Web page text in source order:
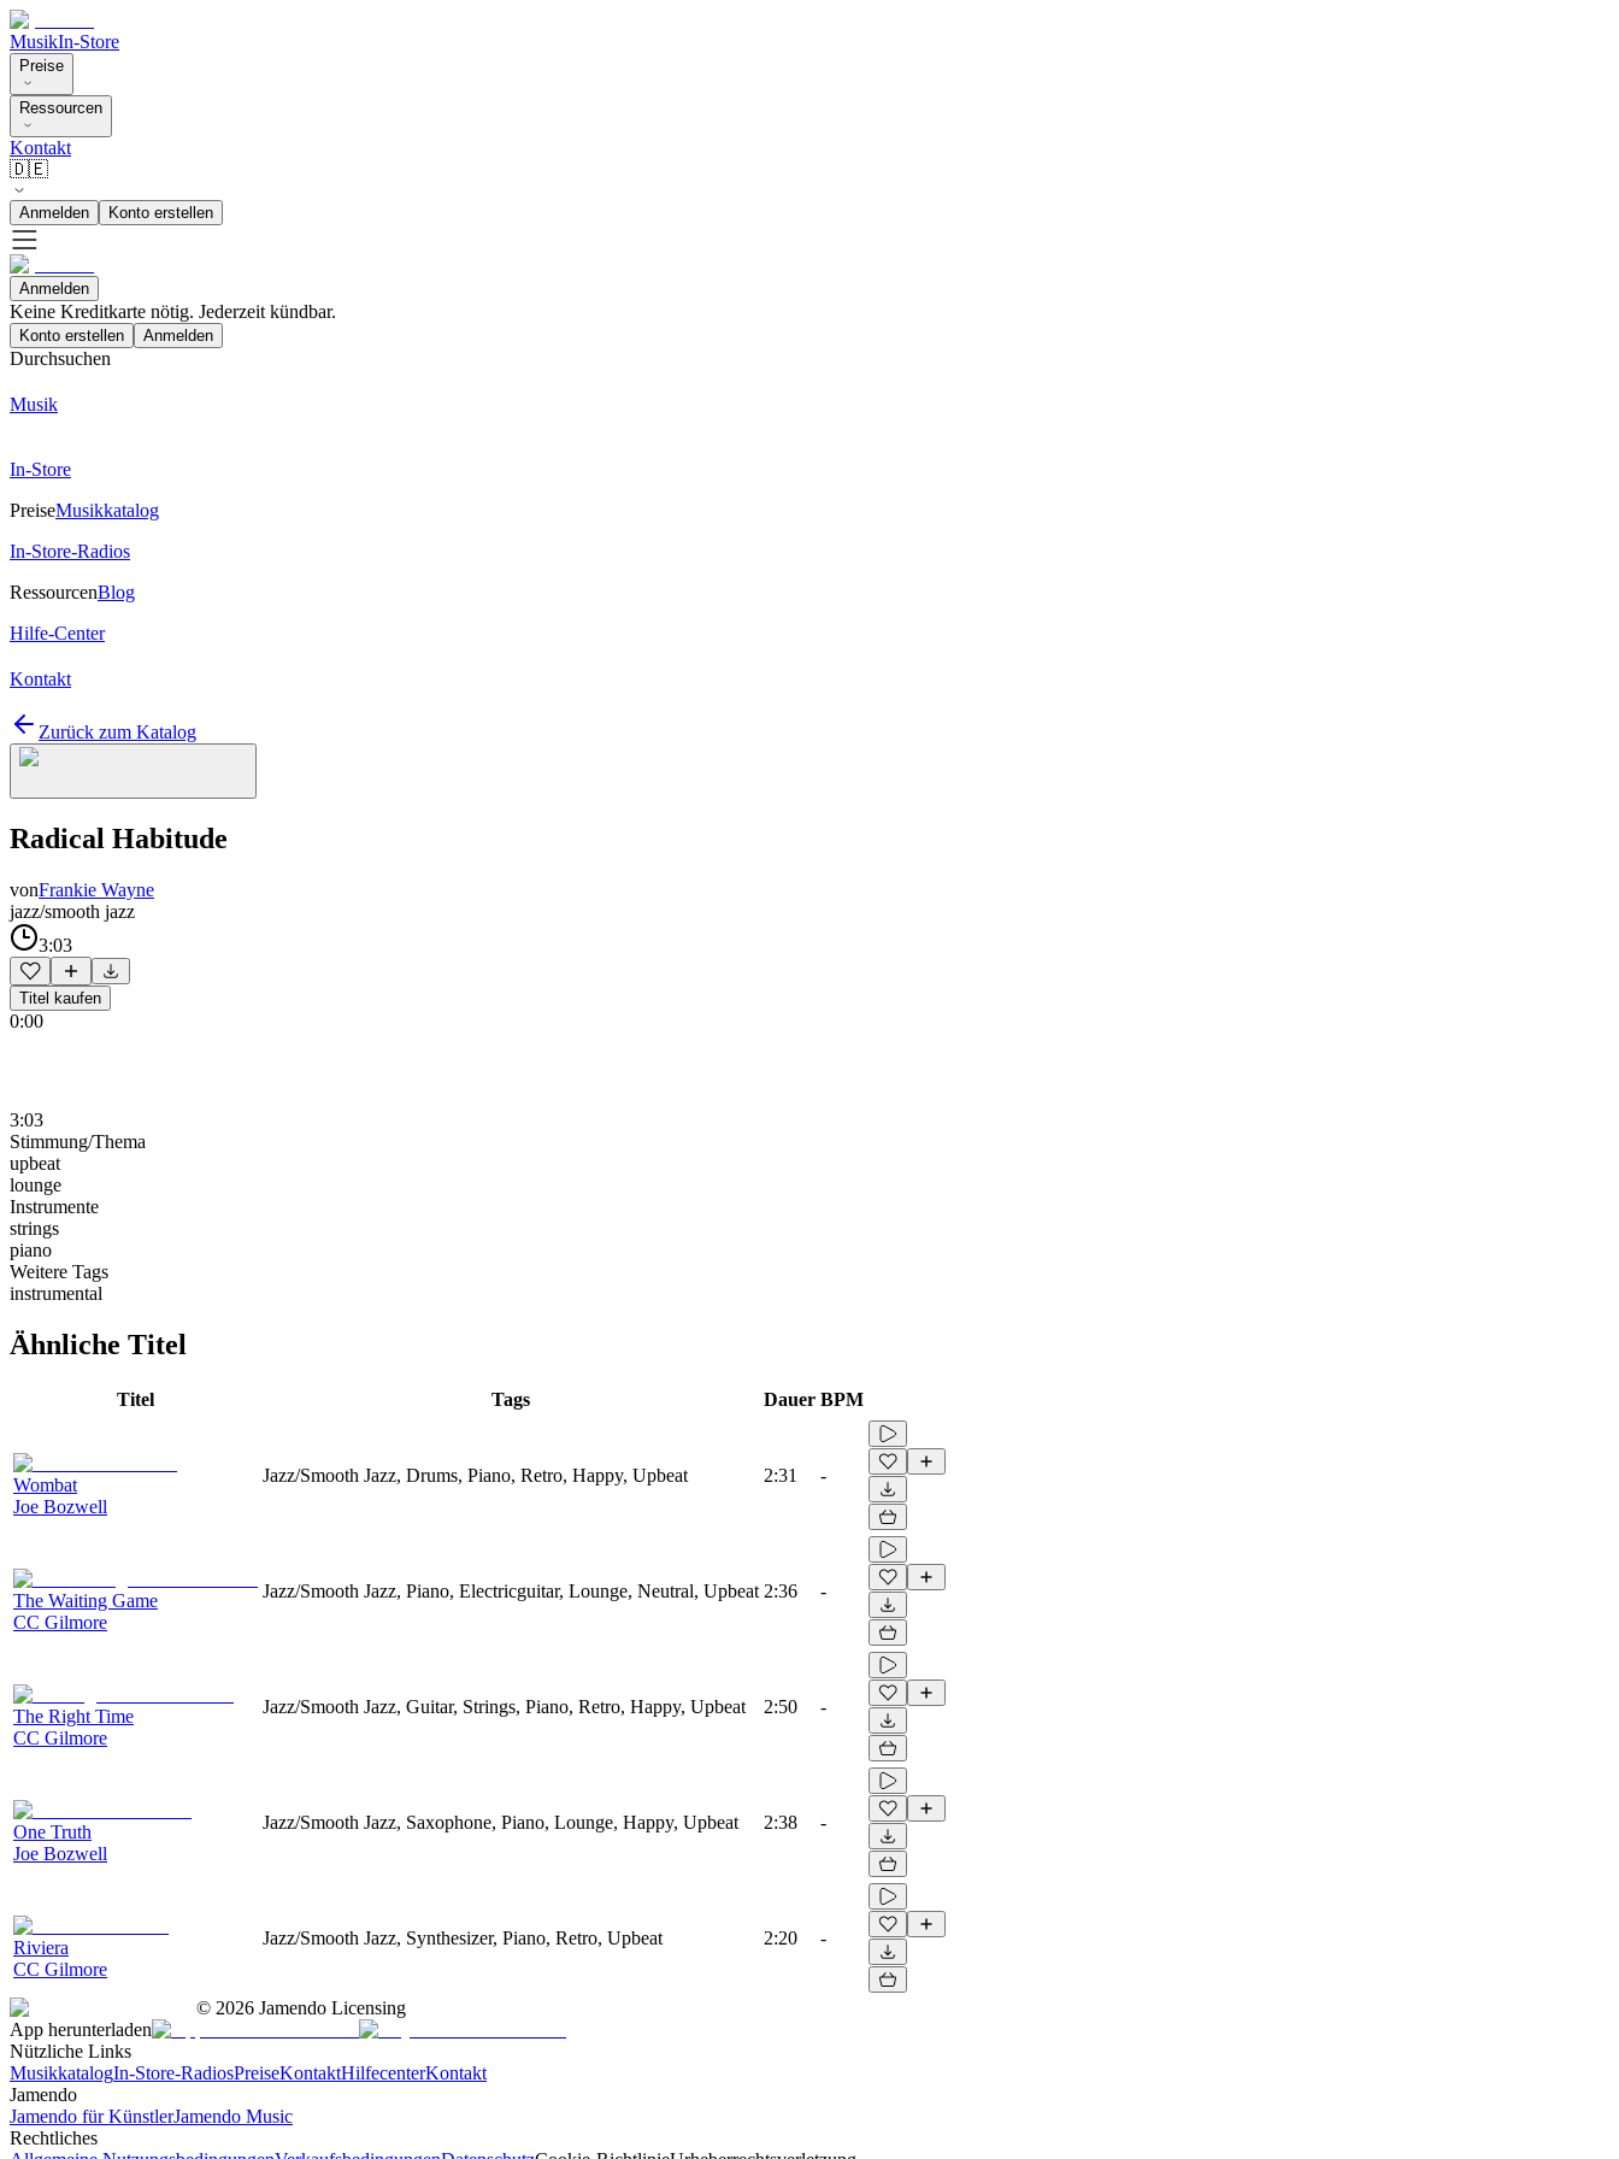
MusikIn-Store
Preise
Ressourcen
Kontakt
🇩🇪
Anmelden Konto erstellen
Anmelden
Keine Kreditkarte nötig. Jederzeit kündbar.
Konto erstellen Anmelden
Durchsuchen
Musik
In-Store
PreiseMusikkatalog
In-Store-Radios
RessourcenBlog
Hilfe-Center
Kontakt
Zurück zum Katalog
Radical Habitude
vonFrankie Wayne
jazz/smooth jazz
3:03
Titel kaufen
0:00
3:03
Stimmung/Thema
upbeat
lounge
Instrumente
strings
piano
Weitere Tags
instrumental
Ähnliche Titel
Titel Tags Dauer BPM
Wombat
Joe Bozwell
Jazz/Smooth Jazz, Drums, Piano, Retro, Happy, Upbeat 2:31 -
The Waiting Game
CC Gilmore
Jazz/Smooth Jazz, Piano, Electricguitar, Lounge, Neutral, Upbeat 2:36 -
The Right Time
CC Gilmore
Jazz/Smooth Jazz, Guitar, Strings, Piano, Retro, Happy, Upbeat 2:50 -
One Truth
Joe Bozwell
Jazz/Smooth Jazz, Saxophone, Piano, Lounge, Happy, Upbeat 2:38 -
Riviera
CC Gilmore
Jazz/Smooth Jazz, Synthesizer, Piano, Retro, Upbeat 2:20 -
© 2026 Jamendo Licensing
App herunterladen
Nützliche Links
MusikkatalogIn-Store-RadiosPreiseKontaktHilfecenterKontakt
Jamendo
Jamendo für KünstlerJamendo Music
Rechtliches